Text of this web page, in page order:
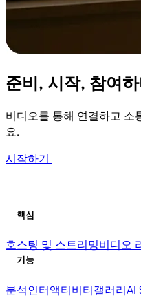
준비, 시작, 참여
비디오를 통해 연결하고 소
요.
시작하기
핵심
호스팅 및 스트리밍비디오
기능
분석인터액티비티갤러리AI